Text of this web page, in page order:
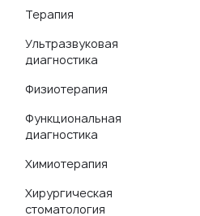
Терапия
Ультразвуковая
диагностика
Физиотерапия
Функциональная
диагностика
Химиотерапия
Хирургическая
стоматология